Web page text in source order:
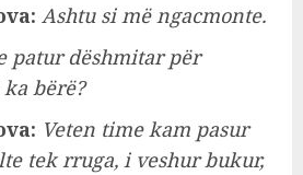
Ashtu si më ngacmonte.
patur dëshmitar për
bërë?
Veten time kam pasur
tek rruga, i veshur bukur,